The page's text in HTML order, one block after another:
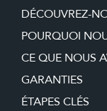
DÉCOUVREZ-
POURQUOI
CE QUE NOUS
GARANTIES
ÉTAPES CLÉS